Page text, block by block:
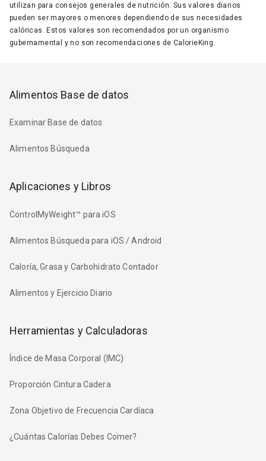
utilizan para consejos generales de nutrición. Sus valores diarios
pueden ser mayores o menores dependiendo de sus necesidades
calóricas. Estos valores son recomendados por un organismo
gubernamental y no son recomendaciones de CalorieKing.
Alimentos Base de datos
Examinar Base de datos
Alimentos Búsqueda
Aplicaciones y Libros
ControlMyWeight™ para iOS
Alimentos Búsqueda para iOS / Android
Caloría, Grasa y Carbohidrato Contador
Alimentos y Ejercicio Diario
Herramientas y Calculadoras
Índice de Masa Corporal (IMC)
Proporción Cintura Cadera
Zona Objetivo de Frecuencia Cardíaca
¿Cuántas Calorías Debes Comer?